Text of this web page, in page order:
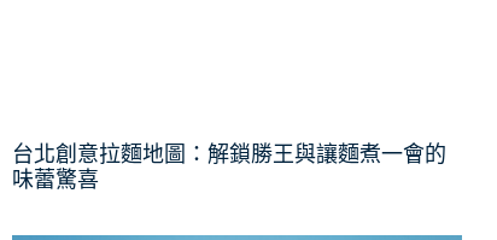
台北創意拉麵地圖：解鎖勝王與讓麵煮一會的
味蕾驚喜